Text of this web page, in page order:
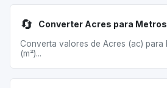
🔄 Converter Acres para
Converta valores de Acres (ac) para
(m²)...